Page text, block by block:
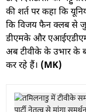
की शर्त पर कहा कि
कि विजय फैन क्लब से
डीएमके और
अब टीवीके के उभार के
कर रहे हैं। (MK)